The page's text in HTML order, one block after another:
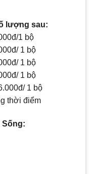
lượng sau:
1 bộ
1 bộ
1 bộ
1 bộ
1 bộ
thời điểm
Sống: